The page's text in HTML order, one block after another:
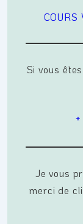
COURS
Si vous
*
Je vous
merci de